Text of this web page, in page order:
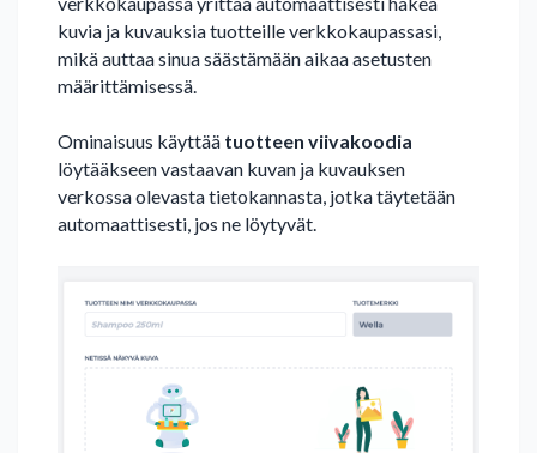
kuvia ja kuvauksia tuotteille verkkokaupassasi,
mikä auttaa sinua säästämään aikaa asetusten
määrittämisessä.
Ominaisuus käyttää tuotteen viivakoodia
löytääkseen vastaavan kuvan ja kuvauksen
verkossa olevasta tietokannasta, jotka täytetään
automaattisesti, jos ne löytyvät.